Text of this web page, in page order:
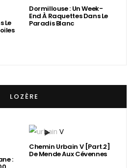
Le
Dormillouse : Un Week-
End À Raquettes Dans Le
Paradis Blanc
LOZÈRE
:
Chemin Urbain V [Part.2]
De Mende Aux Cévennes